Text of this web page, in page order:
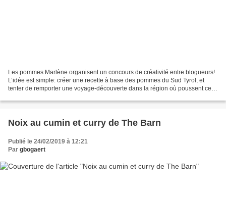
Les pommes Marlène organisent un concours de créativité entre blogueurs!
L’idée est simple: créer une recette à base des pommes du Sud Tyrol, et
tenter de remporter une voyage-découverte dans la région où poussent ces
Noix au cumin et curry de The Barn
Publié le 24/02/2019 à 12:21
Par gbogaert